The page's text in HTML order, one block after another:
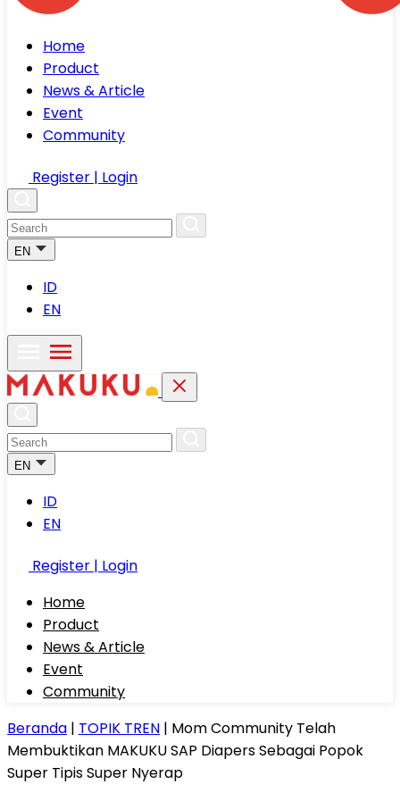
Home
Product
News & Article
Event
Community
Register | Login
EN
ID
EN
EN
ID
EN
Register | Login
Home
Product
News & Article
Event
Community
Beranda | TOPIK TREN | Mom Community Telah
Membuktikan MAKUKU SAP Diapers Sebagai Popok
Super Tipis Super Nyerap